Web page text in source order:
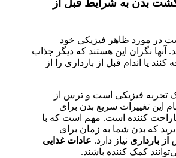
بدن به شرایط قبل از
در مورد ظاهر فیزیکی خود
آنها نگران این هستند که دیگر جذاب
یا اندام قبل از بارداری را از
تجربه فیزیکی است و ترس از
این تغییرات سریع بدن برای
کننده است. مهم است که با
که بدن شما به زمان برای
بارداری نیاز دارد. عادات غذایی
کمک کننده باشند.